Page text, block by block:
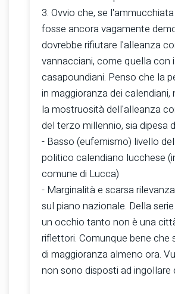
3. Ovvio che, se
fosse ancora vagamente
dovrebbe rifiutare l'alleanza
vannacciani, come quella con i
casapoundiani. Penso che la
in maggioranza dei
la mostruosità dell'alleanza
del terzo millennio, sia dipesa
- Basso (eufemismo) livello
politico calendiano lucchese
comune di Lucca)
- Marginalità e scarsa
sul piano nazionale. Della
un occhio tanto non è una
riflettori. Comunque bene che
di maggioranza almeno ora.
non sono disposti ad